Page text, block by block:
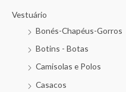
Vestuário
Bonés-Chapéus-Gorros
Botins - Botas
Camisolas e Polos
Casacos